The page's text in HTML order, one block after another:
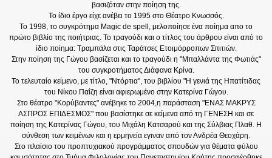
βασιζόταν στην ποίηση της.
Το ίδιο έργο είχε ανέβει το 1995 στο Θέατρο Κνωσσός.
Το 1998, το συγκρότημα Magic de spell, μελοποίησε ένα ποίημα απο το
πρώτο βιβλίο της ποιήτριας. Το τραγούδι και ο τίτλος του άρθρου είναι από το
ίδιο ποίημα: Τραμπάλα στις Ταράτσες Ετοιμόρροπων Σπιτιών.
Στην ποίηση της Γώγου βασίζεται και το τραγούδι η "Μπαλλάντα της Φωτιάς"
του συγκροτήματος Διάφανα Κρίνα.
Το τελευταίο κείμενο, με τίτλο, "Ντόρτια", του βιβλίου "Η γενιά της Ηπατίτιδας
του Νίκου Παΐζη είναι αφιερωμένο στην Κατερίνα Γώγου.
Στο θέατρο "Κορύβαντες" ανέβηκε το 2004,η παράσταση "ΕΝΑΣ ΜΑΚΡΥΣ
ΑΣΠΡΟΣ ΕΠΙΔΕΣΜΟΣ" που βασίστηκε σε κείμενα από τη ΓΕΝΕΣΗ και σε
ποίηση της Κατερίνας Γώγου, του Μιχάλη Κατσαρού και της Σύλβιας Πλαθ. Η
σύνθεση των κειμένων και η ερμηνεία εγιναν από τον Ανδρέα Θεοχάρη.
Στο πλαίσιο του προπτυχιακού προγράμματος σπουδών για θέματα φύλου